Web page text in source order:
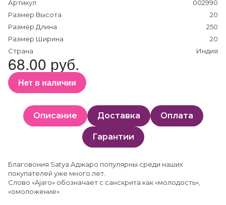
Артикул
002990
Размер Высота
20
Размер Длина
250
Размер Ширина
20
Страна
Индия
68.00 руб.
Нет в наличии
Описание Доставка Оплата
Гарантии
Благовония Satya Аджаро популярны среди наших
покупателей уже много лет.
Слово «Ajaro» обозначает с санскрита как «молодость»,
«омоложение».